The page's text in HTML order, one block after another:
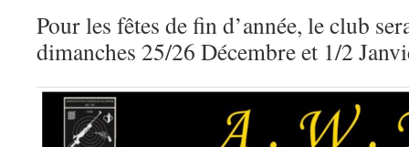
Pour les fêtes de fin d’année, le club
dimanches 25/26 Décembre et 1/2